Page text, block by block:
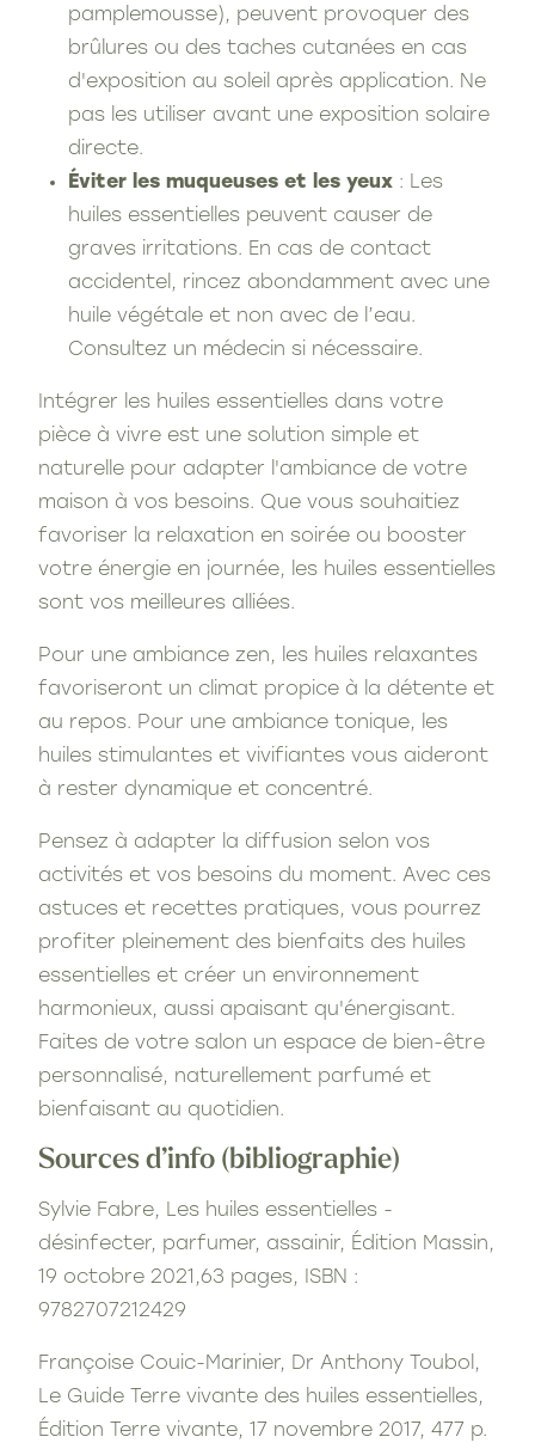
pamplemousse), peuvent provoquer des
brûlures ou des taches cutanées en cas
d'exposition au soleil après application. Ne
pas les utiliser avant une exposition solaire
directe.
Éviter les muqueuses et les yeux : Les
huiles essentielles peuvent causer de
graves irritations. En cas de contact
accidentel, rincez abondamment avec une
huile végétale et non avec de l’eau.
Consultez un médecin si nécessaire.
Intégrer les huiles essentielles dans votre
pièce à vivre est une solution simple et
naturelle pour adapter l'ambiance de votre
maison à vos besoins. Que vous souhaitiez
favoriser la relaxation en soirée ou booster
votre énergie en journée, les huiles essentielles
sont vos meilleures alliées.
Pour une ambiance zen, les huiles relaxantes
favoriseront un climat propice à la détente et
au repos. Pour une ambiance tonique, les
huiles stimulantes et vivifiantes vous aideront
à rester dynamique et concentré.
Pensez à adapter la diffusion selon vos
activités et vos besoins du moment. Avec ces
astuces et recettes pratiques, vous pourrez
profiter pleinement des bienfaits des huiles
essentielles et créer un environnement
harmonieux, aussi apaisant qu'énergisant.
Faites de votre salon un espace de bien-être
personnalisé, naturellement parfumé et
bienfaisant au quotidien.
Sources d’info (bibliographie)
Sylvie Fabre, Les huiles essentielles -
désinfecter, parfumer, assainir, Édition Massin,
19 octobre 2021,63 pages, ISBN :
9782707212429
Françoise Couic-Marinier, Dr Anthony Toubol,
Le Guide Terre vivante des huiles essentielles,
Édition Terre vivante, 17 novembre 2017, 477 p.